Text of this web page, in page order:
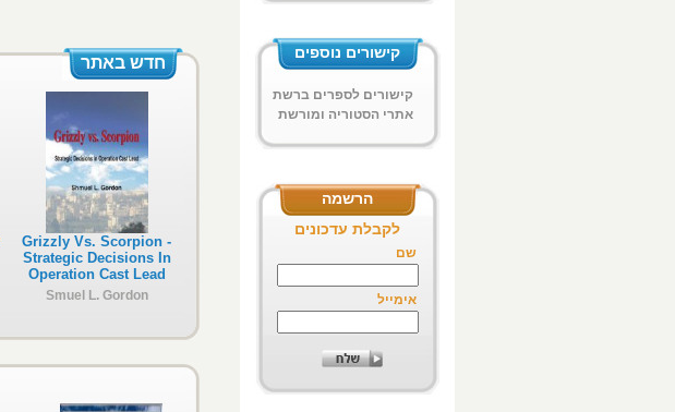
קישורים נוספים
קישורים לספרים ברשת
אתרי הסטוריה ומורשת
הרשמה
לקבלת עדכונים
שם
אימייל
חדש באתר
Grizzly Vs. Scorpion -
Strategic Decisions In
Operation Cast Lead
Smuel L. Gordon